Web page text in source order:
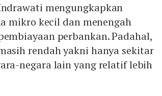
mengungkapkan
mikro kecil dan menengah
perbankan. Padahal,
rendah yakni hanya sekitar
negara lain yang relatif lebih